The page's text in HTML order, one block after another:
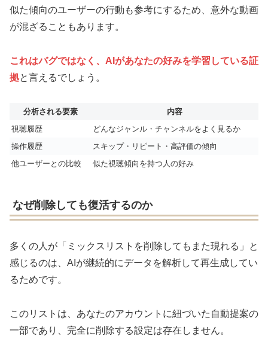
似た傾向のユーザーの行動も参考にするため、意外な動画
が混ざることもあります。
これはバグではなく、AIがあなたの好みを学習している証
拠と言えるでしょう。
分析される要素
内容
視聴履歴
どんなジャンル・チャンネルをよく見るか
操作履歴
スキップ・リピート・高評価の傾向
他ユーザーとの比較
似た視聴傾向を持つ人の好み
なぜ削除しても復活するのか
多くの人が「ミックスリストを削除してもまた現れる」と
感じるのは、AIが継続的にデータを解析して再生成してい
るためです。
このリストは、あなたのアカウントに紐づいた自動提案の
一部であり、完全に削除する設定は存在しません。